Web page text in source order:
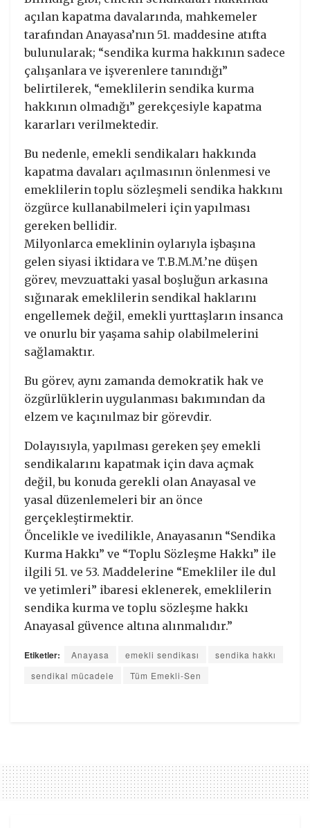
açılan kapatma davalarında, mahkemeler
tarafından Anayasa’nın 51. maddesine atıfta
bulunularak; “sendika kurma hakkının sadece
çalışanlara ve işverenlere tanındığı”
belirtilerek, “emeklilerin sendika kurma
hakkının olmadığı” gerekçesiyle kapatma
kararları verilmektedir.
Bu nedenle, emekli sendikaları hakkında
kapatma davaları açılmasının önlenmesi ve
emeklilerin toplu sözleşmeli sendika hakkını
özgürce kullanabilmeleri için yapılması
gereken bellidir.
Milyonlarca emeklinin oylarıyla işbaşına
gelen siyasi iktidara ve T.B.M.M.’ne düşen
görev, mevzuattaki yasal boşluğun arkasına
sığınarak emeklilerin sendikal haklarını
engellemek değil, emekli yurttaşların insanca
ve onurlu bir yaşama sahip olabilmelerini
sağlamaktır.
Bu görev, aynı zamanda demokratik hak ve
özgürlüklerin uygulanması bakımından da
elzem ve kaçınılmaz bir görevdir.
Dolayısıyla, yapılması gereken şey emekli
sendikalarını kapatmak için dava açmak
değil, bu konuda gerekli olan Anayasal ve
yasal düzenlemeleri bir an önce
gerçekleştirmektir.
Öncelikle ve ivedilikle, Anayasanın “Sendika
Kurma Hakkı” ve “Toplu Sözleşme Hakkı” ile
ilgili 51. ve 53. Maddelerine “Emekliler ile dul
ve yetimleri” ibaresi eklenerek, emeklilerin
sendika kurma ve toplu sözleşme hakkı
Anayasal güvence altına alınmalıdır.”
Etiketler: Anayasa emekli sendikası
sendika hakkı
sendikal mücadele
Tüm Emekli-Sen